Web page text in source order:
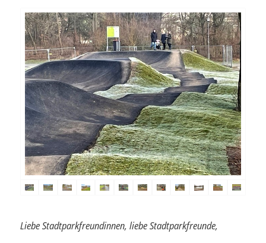
Liebe Stadtparkfreundinnen, liebe Stadtparkfreunde,